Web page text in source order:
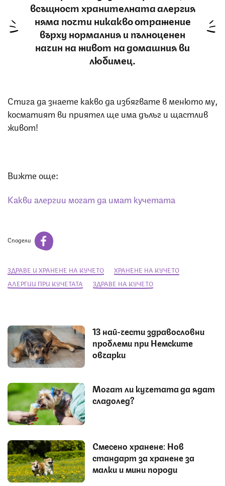
всъщност хранителната алергия
няма почти никакво отражение
върху нормалния и пълноценен
начин на живот на домашния ви
любимец.
Стига да знаете какво да избягвате в менюто му,
косматият ви приятел ще има дълъг и щастлив
живот!
Вижте още:
Какви алергии могат да имат кучетата
Сподели
ЗДРАВЕ И ХРАНЕНЕ НА КУЧЕТО
ХРАНЕНЕ НА КУЧЕТО
АЛЕРГИИ ПРИ КУЧЕТАТА
ЗДРАВЕ НА КУЧЕТО
13 най-чести здравословни
проблеми при Немските
овчарки
Могат ли кучетата да ядат
сладолед?
Смесено хранене: Нов
стандарт за хранене за
малки и мини породи